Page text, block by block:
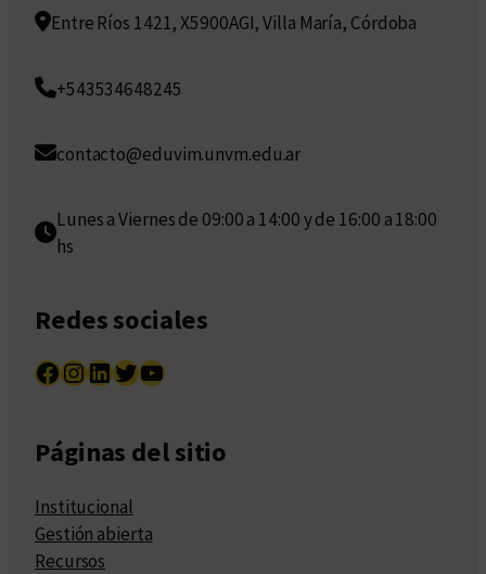
Entre Ríos 1421, X5900AGI, Villa María, Córdoba
+543534648245
contacto@eduvim.unvm.edu.ar
Lunes a Viernes de 09:00 a 14:00 y de 16:00 a 18:00
hs
Redes sociales
Facebook InstagramLinkedIn Twitter YouTube
Páginas del sitio
Institucional
Gestión abierta
Recursos